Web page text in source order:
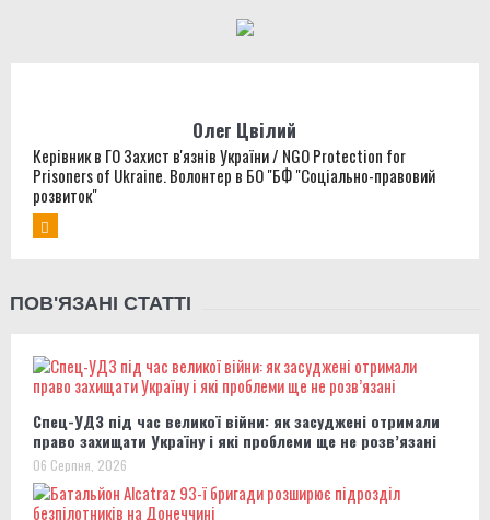
Олег Цвілий
Керівник в ГО Захист в'язнів України / NGO Protection for
Prisoners of Ukraine. Волонтер в БО "БФ "Соціально-правовий
розвиток"
ПОВ'ЯЗАНІ СТАТТІ
Спец-УДЗ під час великої війни: як засуджені отримали
право захищати Україну і які проблеми ще не розв’язані
06 Серпня, 2026